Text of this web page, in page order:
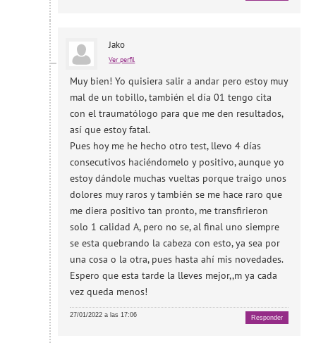
Jako
Ver perfil
Muy bien! Yo quisiera salir a andar pero estoy muy
mal de un tobillo, también el día 01 tengo cita
con el traumatólogo para que me den resultados,
así que estoy fatal.
Pues hoy me he hecho otro test, llevo 4 días
consecutivos haciéndomelo y positivo, aunque yo
estoy dándole muchas vueltas porque traigo unos
dolores muy raros y también se me hace raro que
me diera positivo tan pronto, me transfirieron
solo 1 calidad A, pero no se, al final uno siempre
se esta quebrando la cabeza con esto, ya sea por
una cosa o la otra, pues hasta ahí mis novedades.
Espero que esta tarde la lleves mejor,,m ya cada
vez queda menos!
27/01/2022 a las 17:06 Responder